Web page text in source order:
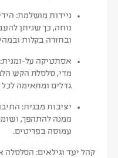
ניידות מושלמת:
נוחה, כך שניתן
ובחזרה בקלות
אסתטיקה על-זמנית:
מדי, סלסלת הקש
גדלים ומתאימה
יציבות מבנית:
ממנה להתהפך,
עמוסה בפריטים.
קהל יעד וגילאים:הסלסלה